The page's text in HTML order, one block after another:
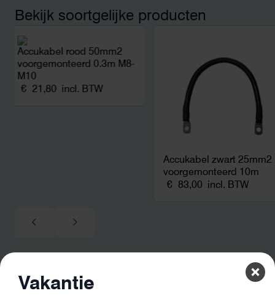
noodstroom voor de
netcongestie.
Bekijk soortgelijke producten
Accukabel rood 50mm2
voorgemonteerd 0.3m M8-
M10
€ 21,80 incl. BTW
Accukabel zwart 25mm2
voorgemonteerd 10m
€ 83,00 incl. BTW
Vakantie